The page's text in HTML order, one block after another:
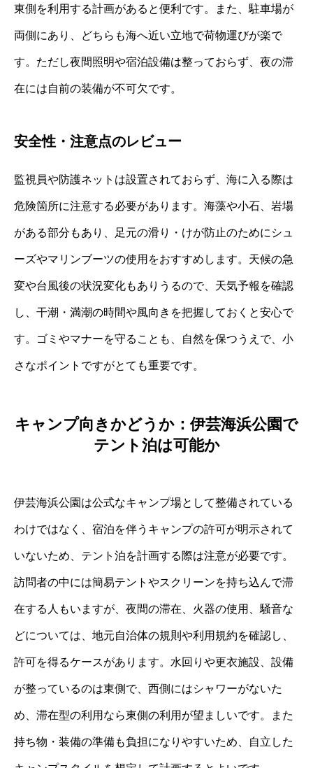
東側を利用する計画があると便利です。また、駐車場が
両側にあり、どちらも海へ近い立地で荷物運びが楽で
す。ただし夜間照明や宿泊設備は整っておらず、夜の滞
在には自前の装備が不可欠です。
安全性・注意点のレビュー
監視員や防護ネットは設置されておらず、海に入る際は
危険箇所に注意する必要があります。海藻や小石、岩場
がある部分もあり、足元の滑り・けが防止のためにシュ
ーズやマリンブーツの使用をおすすめします。天候の急
変や台風後の状況変化もありうるので、天気予報を確認
し、干潮・満潮の時間や風向きを把握しておくと安心で
す。ゴミやマナーを守ることも、自然を保つうえで、小
さなポイントですがとても重要です。
キャンプ向きかどうか：伊芸海浜公園で
テント泊は可能か
伊芸海浜公園は公式なキャンプ場として整備されている
わけではなく、宿泊を伴うキャンプの許可が明示されて
いないため、テント泊を計画する際は注意が必要です。
訪問者の中には簡易テントやスクリーンを持ち込んで滞
在する人もいますが、夜間の滞在、火器の使用、騒音な
どについては、地元自治体の規則や利用規約を確認し、
許可を得るケースがあります。水回りや更衣施設、設備
が整っているのは東側で、西側にはシャワーがないた
め、滞在型の利用なら東側の利用が望ましいです。また
持ち物・装備の準備も負担になりやすいため、自立した